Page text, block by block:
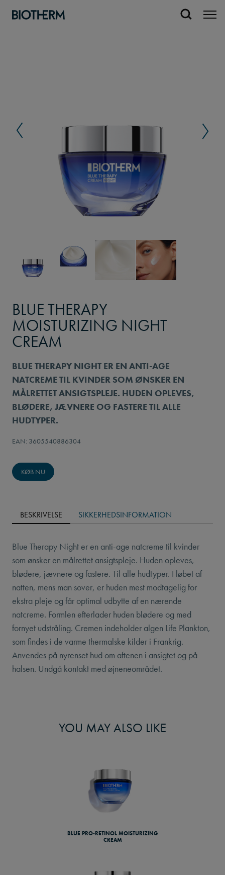
BLUE THERAPY
MOISTURIZING NIGHT
CREAM
BLUE THERAPY NIGHT ER EN ANTI-AGE
NATCREME TIL KVINDER SOM ØNSKER EN
MÅLRETTET ANSIGTSPLEJE. HUDEN OPLEVES,
BLØDERE, JÆVNERE OG FASTERE TIL ALLE
HUDTYPER.
EAN: 3605540886304
KØB NU
BESKRIVELSE SIKKERHEDSINFORMATION
Blue Therapy Night er en anti-age natcreme til kvinder
som ønsker en målrettet ansigtspleje. Huden opleves,
blødere, jævnere og fastere. Til alle hudtyper. I løbet af
natten, mens man sover, er huden mest modtagelig for
ekstra pleje og får optimal udbytte af en nærende
natcreme. Formlen efterlader huden blødere og med
fornyet udstråling. Cremen indeholder algen Life Plankton,
som findes i de varme thermalske kilder i Frankrig.
Anvendes på nyrenset hud om aftenen i ansigtet og på
halsen. Undgå kontakt med øjneneområdet.
YOU MAY ALSO LIKE
BLUE PRO-RETINOL MOISTURIZING
CREAM